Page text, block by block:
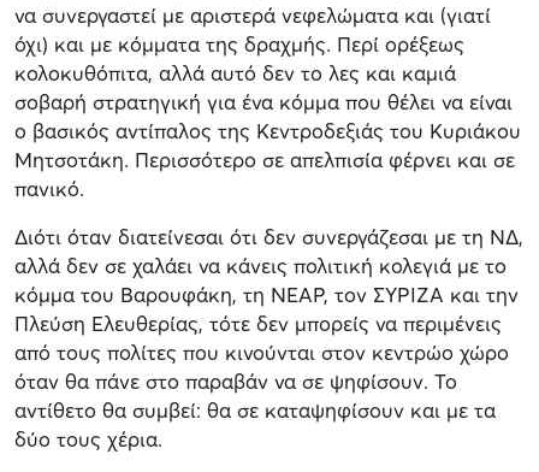
να συνεργαστεί με αριστερά νεφελώματα και (γιατί
όχι) και με κόμματα της δραχμής. Περί ορέξεως
κολοκυθόπιτα, αλλά αυτό δεν το λες και καμιά
σοβαρή στρατηγική για ένα κόμμα που θέλει να είναι
ο βασικός αντίπαλος της Κεντροδεξιάς του Κυριάκου
Μητσοτάκη. Περισσότερο σε απελπισία φέρνει και σε
πανικό.
Διότι όταν διατείνεσαι ότι δεν συνεργάζεσαι με τη ΝΔ,
αλλά δεν σε χαλάει να κάνεις πολιτική κολεγιά με το
κόμμα του Βαρουφάκη, τη ΝΕΑΡ, τον ΣΥΡΙΖΑ και την
Πλεύση Ελευθερίας, τότε δεν μπορείς να περιμένεις
από τους πολίτες που κινούνται στον κεντρώο χώρο
όταν θα πάνε στο παραβάν να σε ψηφίσουν. Το
αντίθετο θα συμβεί: θα σε καταψηφίσουν και με τα
δύο τους χέρια.